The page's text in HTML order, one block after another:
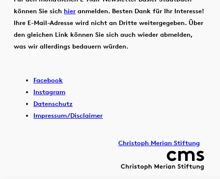
können Sie sich hier anmelden. Besten Dank für Ihr Interesse!
Ihre E-Mail-Adresse wird nicht an Dritte weitergegeben. Über
den gleichen Link können Sie sich auch wieder abmelden,
was wir allerdings bedauern würden.
Facebook
Instagram
Datenschutz
Impressum/Disclaimer
Christoph Merian Stiftung